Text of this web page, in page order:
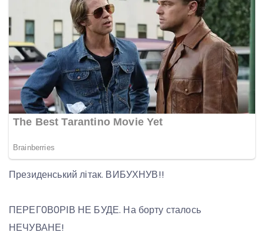
Президенський літак. ВИБУХНУВ!!
ПЕРЕГ0В0РІВ НЕ БУДЕ. На борту сталось
НЕЧУВАНЕ!